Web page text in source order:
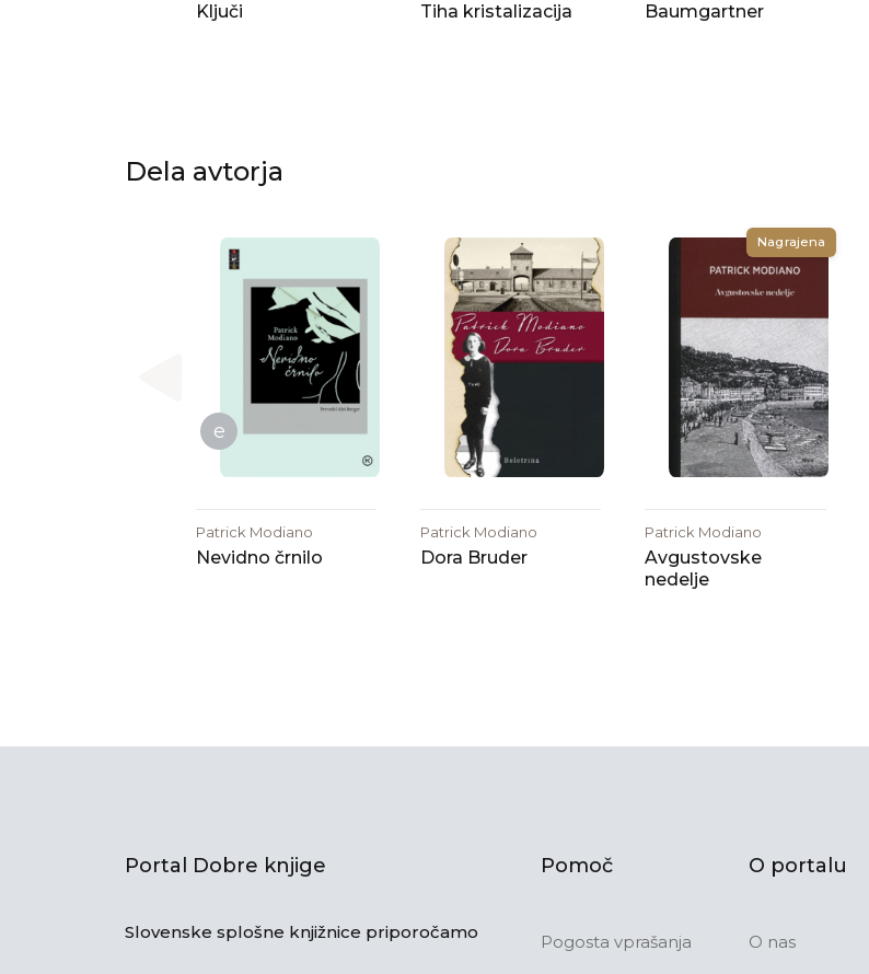
Ključi Tiha kristalizacija Baumgartner
Dela avtorja
e
Patrick Modiano
Nevidno črnilo
Patrick Modiano
Dora Bruder
Nagrajena
Patrick Modiano
Avgustovske
nedelje
Portal Dobre knjige
Slovenske splošne knjižnice priporočamo
Pomoč
Pogosta vprašanja
O portalu
O nas